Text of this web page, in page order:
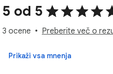
🌐 Funkcionalnost, ki vam
🌐 Za zagotavljanje hitre in
🌐 Za minimiziranje velikosti
5 od 5
3 ocene Preberite več o
Prikaži vsa mnenja